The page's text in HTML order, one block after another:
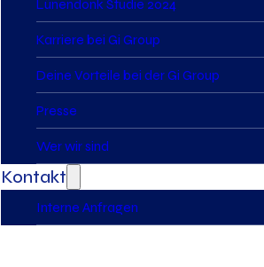
Lünendonk Studie 2024
Karriere bei Gi Group
Deine Vorteile bei der Gi Group
Presse
Wer wir sind
Kontakt
Interne Anfragen